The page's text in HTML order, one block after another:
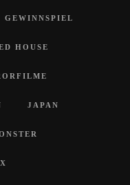
GEWINNSPIEL
HOUSE
JAPAN